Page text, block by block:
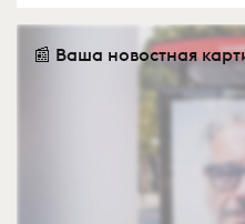
📰 Ваша новостная